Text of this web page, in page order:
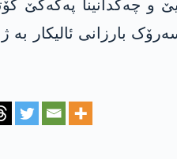
و چەکدانینا
بارزانی ئالیکار بە ژ